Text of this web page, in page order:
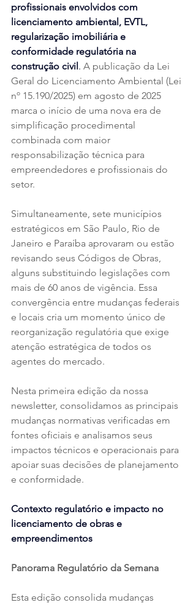
profissionais envolvidos com
licenciamento ambiental, EVTL,
regularização imobiliária e
conformidade regulatória na
construção civil. A publicação da Lei
Geral do Licenciamento Ambiental (Lei
nº 15.190/2025) em agosto de 2025
marca o início de uma nova era de
simplificação procedimental
combinada com maior
responsabilização técnica para
empreendedores e profissionais do
setor.
Simultaneamente, sete municípios
estratégicos em São Paulo, Rio de
Janeiro e Paraíba aprovaram ou estão
revisando seus Códigos de Obras,
alguns substituindo legislações com
mais de 60 anos de vigência. Essa
convergência entre mudanças federais
e locais cria um momento único de
reorganização regulatória que exige
atenção estratégica de todos os
agentes do mercado.
Nesta primeira edição da nossa
newsletter, consolidamos as principais
mudanças normativas verificadas em
fontes oficiais e analisamos seus
impactos técnicos e operacionais para
apoiar suas decisões de planejamento
e conformidade.
Contexto regulatório e impacto no
licenciamento de obras e
empreendimentos
Panorama Regulatório da Semana
Esta edição consolida mudanças